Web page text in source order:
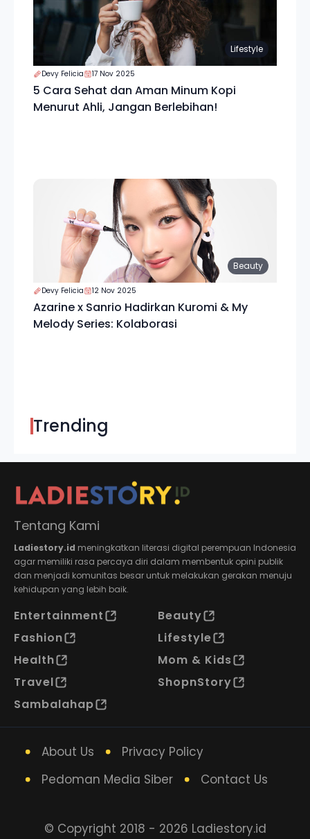
Lifestyle
Devy Felicia 17 Nov 2025
5 Cara Sehat dan Aman Minum Kopi
Menurut Ahli, Jangan Berlebihan!
Beauty
Devy Felicia 12 Nov 2025
Azarine x Sanrio Hadirkan Kuromi & My
Melody Series: Kolaborasi
Trending
Tentang Kami
Ladiestory.id meningkatkan literasi digital perempuan Indonesia
agar memiliki rasa percaya diri dalam membentuk opini publik
dan menjadi komunitas besar untuk melakukan gerakan menuju
kehidupan yang lebih baik.
Entertainment
Beauty
Fashion
Lifestyle
Health
Mom & Kids
Travel
ShopnStory
Sambalahap
About Us
Privacy Policy
Pedoman Media Siber
Contact Us
© Copyright 2018 - 2026 Ladiestory.id